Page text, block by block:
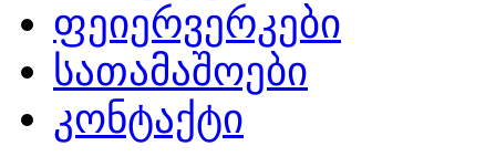
ფეიერვერკები
სათამაშოები
კონტაქტი